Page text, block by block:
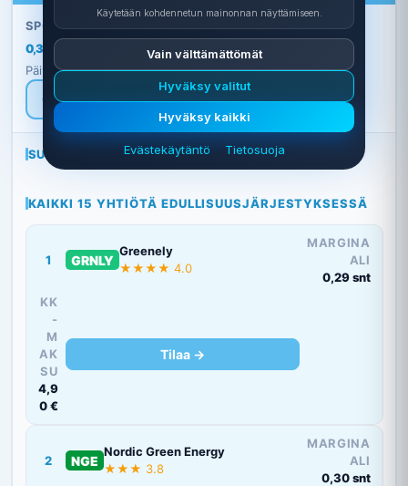
SPOT-HINTA TÄLLÄ TUNNILLA
0,31
snt/kWh
Päivitetty 06.08.2026 klo 11:30 · elecz.com · sis. alv 25,5 %
↻ Päivitä
SUOSITELLUT SOPIMUKSET
KAIKKI 15 YHTIÖTÄ EDULLISUUSJÄRJESTYKSESSÄ
1 GRNLY
Greenely
★★★★ 4.0
MARGINA
ALI
0,29 snt
KK
-
M
AK
SU
4,9
0 €
Tilaa →
2 NGE
Nordic Green Energy
★★★ 3.8
MARGINA
ALI
0,30 snt
Käytetään kohdennetun mainonnan näyttämiseen.
Vain välttämättömät
Hyväksy valitut
Hyväksy kaikki
Evästekäytäntö Tietosuoja